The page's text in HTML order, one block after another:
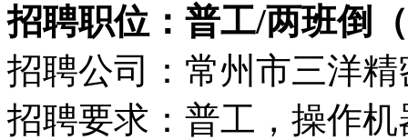
招聘职位：普工/两班倒
招聘公司：常州市三洋
招聘要求：普工，操作